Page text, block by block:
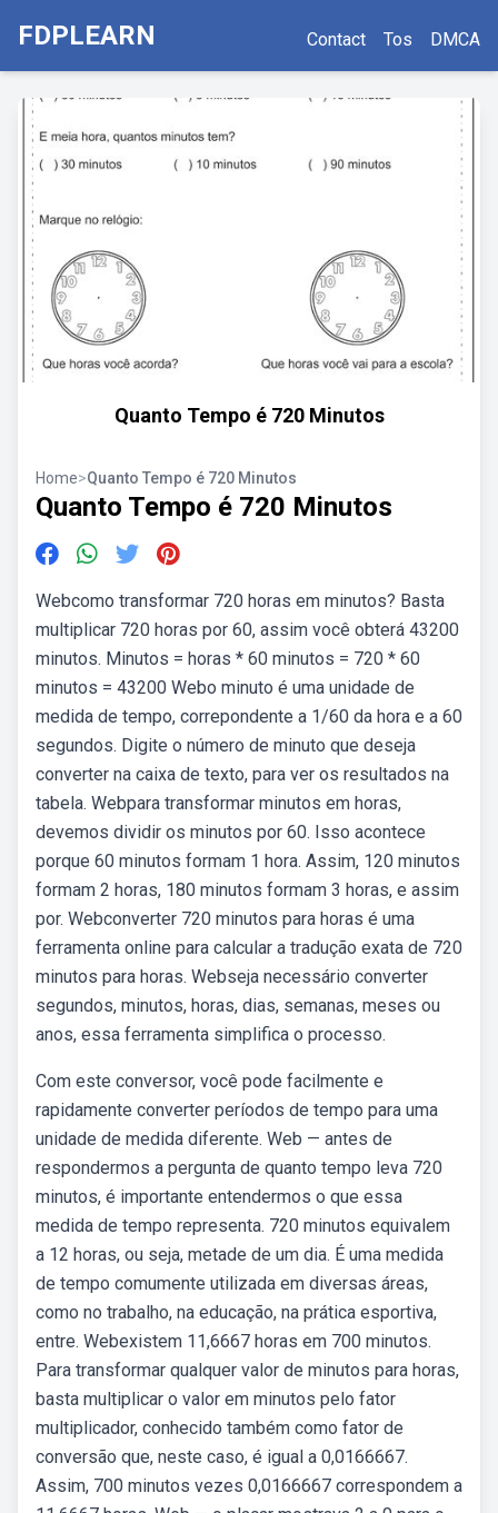
FDPLEARN Contact Tos DMCA
Quanto Tempo é 720 Minutos
Home>Quanto Tempo é 720 Minutos
Quanto Tempo é 720 Minutos
Webcomo transformar 720 horas em minutos? Basta
multiplicar 720 horas por 60, assim você obterá 43200
minutos. Minutos = horas * 60 minutos = 720 * 60
minutos = 43200 Webo minuto é uma unidade de
medida de tempo, correpondente a 1/60 da hora e a 60
segundos. Digite o número de minuto que deseja
converter na caixa de texto, para ver os resultados na
tabela. Webpara transformar minutos em horas,
devemos dividir os minutos por 60. Isso acontece
porque 60 minutos formam 1 hora. Assim, 120 minutos
formam 2 horas, 180 minutos formam 3 horas, e assim
por. Webconverter 720 minutos para horas é uma
ferramenta online para calcular a tradução exata de 720
minutos para horas. Webseja necessário converter
segundos, minutos, horas, dias, semanas, meses ou
anos, essa ferramenta simplifica o processo.
Com este conversor, você pode facilmente e
rapidamente converter períodos de tempo para uma
unidade de medida diferente. Web — antes de
respondermos a pergunta de quanto tempo leva 720
minutos, é importante entendermos o que essa
medida de tempo representa. 720 minutos equivalem
a 12 horas, ou seja, metade de um dia. É uma medida
de tempo comumente utilizada em diversas áreas,
como no trabalho, na educação, na prática esportiva,
entre. Webexistem 11,6667 horas em 700 minutos.
Para transformar qualquer valor de minutos para horas,
basta multiplicar o valor em minutos pelo fator
multiplicador, conhecido também como fator de
conversão que, neste caso, é igual a 0,0166667.
Assim, 700 minutos vezes 0,0166667 correspondem a